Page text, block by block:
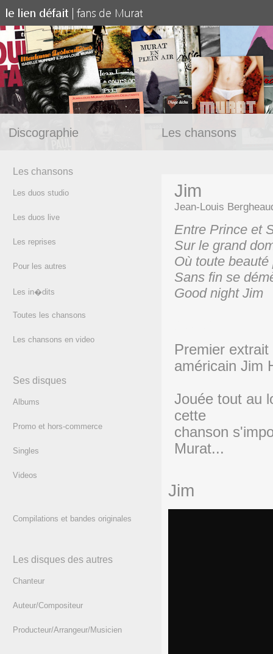
Discographie Les chansons
Les chansons
Les duos studio
Les duos live
Les reprises
Pour les autres
Les in�dits
Toutes les chansons
Les chansons en video
Ses disques
Albums
Promo et hors-commerce
Singles
Videos
Compilations et bandes originales
Les disques des autres
Chanteur
Auteur/Compositeur
Producteur/Arrangeur/Musicien
Jim
Jean-Louis
Entre Prince et
Sur le grand
Où toute beauté
Sans fin se
Good night Jim
Premier
américain Jim
Jouée tout au
cette
chanson
Murat...
Jim